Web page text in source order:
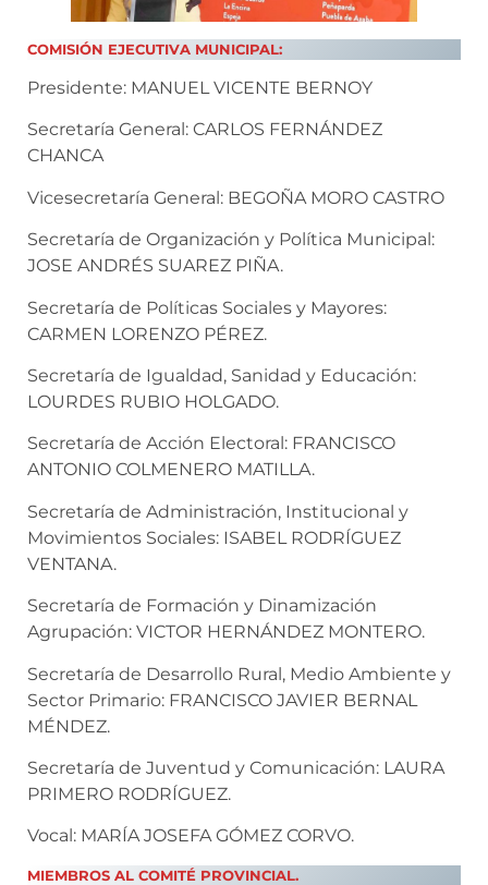
COMISIÓN EJECUTIVA MUNICIPAL:
Presidente: MANUEL VICENTE BERNOY
Secretaría General: CARLOS FERNÁNDEZ
CHANCA
Vicesecretaría General: BEGOÑA MORO CASTRO
Secretaría de Organización y Política Municipal:
JOSE ANDRÉS SUAREZ PIÑA.
Secretaría de Políticas Sociales y Mayores:
CARMEN LORENZO PÉREZ.
Secretaría de Igualdad, Sanidad y Educación:
LOURDES RUBIO HOLGADO.
Secretaría de Acción Electoral: FRANCISCO
ANTONIO COLMENERO MATILLA.
Secretaría de Administración, Institucional y
Movimientos Sociales: ISABEL RODRÍGUEZ
VENTANA.
Secretaría de Formación y Dinamización
Agrupación: VICTOR HERNÁNDEZ MONTERO.
Secretaría de Desarrollo Rural, Medio Ambiente y
Sector Primario: FRANCISCO JAVIER BERNAL
MÉNDEZ.
Secretaría de Juventud y Comunicación: LAURA
PRIMERO RODRÍGUEZ.
Vocal: MARÍA JOSEFA GÓMEZ CORVO.
MIEMBROS AL COMITÉ PROVINCIAL.